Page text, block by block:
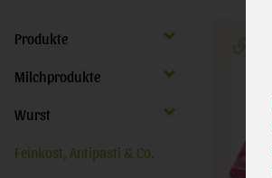
Produkte
Milchprodukte
Wurst
Feinkost, Antipasti & Co.